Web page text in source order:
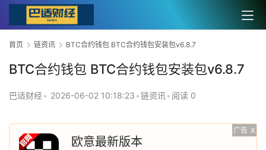
首页 链资讯 BTC合约钱包 BTC合约钱包安装包v6.8.7
BTC合约钱包 BTC合约钱包安装包v6.8.7
巴适财经• 2026-06-02 10:18:23 •链资讯 • 阅读 0
广告 X
欧意最新版本